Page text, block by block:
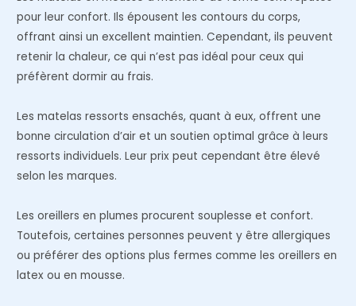
pour leur confort. Ils épousent les contours du corps,
offrant ainsi un excellent maintien. Cependant, ils peuvent
retenir la chaleur, ce qui n’est pas idéal pour ceux qui
préfèrent dormir au frais.
Les matelas ressorts ensachés, quant à eux, offrent une
bonne circulation d’air et un soutien optimal grâce à leurs
ressorts individuels. Leur prix peut cependant être élevé
selon les marques.
Les oreillers en plumes procurent souplesse et confort.
Toutefois, certaines personnes peuvent y être allergiques
ou préférer des options plus fermes comme les oreillers en
latex ou en mousse.